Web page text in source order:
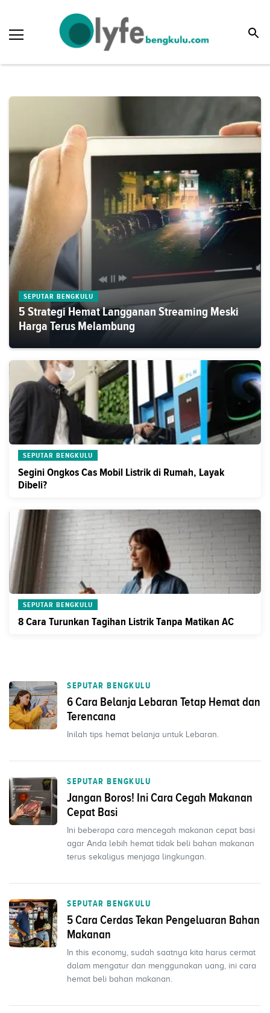
SEPUTAR BENGKULU
5 Strategi Hemat Langganan Streaming Meski
Harga Terus Melambung
SEPUTAR BENGKULU
Segini Ongkos Cas Mobil Listrik di Rumah, Layak
Dibeli?
SEPUTAR BENGKULU
8 Cara Turunkan Tagihan Listrik Tanpa Matikan AC
SEPUTAR BENGKULU
6 Cara Belanja Lebaran Tetap Hemat dan
Terencana
Inilah tips hemat belanja untuk Lebaran.
SEPUTAR BENGKULU
Jangan Boros! Ini Cara Cegah Makanan
Cepat Basi
Ini beberapa cara mencegah makanan cepat basi
agar Anda lebih hemat tidak beli bahan makanan
terus sekaligus menjaga lingkungan.
SEPUTAR BENGKULU
5 Cara Cerdas Tekan Pengeluaran Bahan
Makanan
In this economy, sudah saatnya kita harus cermat
dalam mengatur dan menggunakan uang, ini cara
hemat beli bahan makanan.